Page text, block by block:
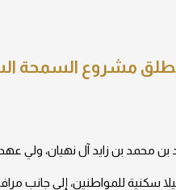
مشروع السمحة
بن زايد آل نهيان، ولي عهد